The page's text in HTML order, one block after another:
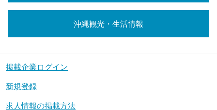
沖縄観光・生活情報
掲載企業ログイン
新規登録
求人情報の掲載方法